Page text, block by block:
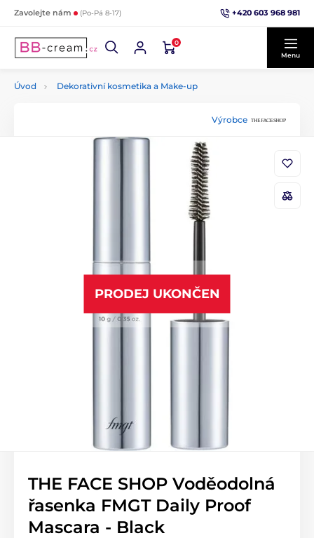
Zavolejte nám (Po-Pá 8-17) +420 603 968 981
0
Menu
Úvod Dekorativní kosmetika a Make-up
Výrobce
PRODEJ UKONČEN
THE FACE SHOP Voděodolná
řasenka FMGT Daily Proof
Mascara - Black